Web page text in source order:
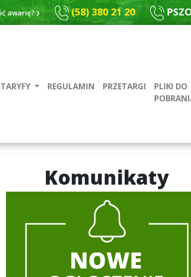
awarię? (58) 380 21 20
TARYFY REGULAMIN PRZETARGI
PLIKI DO
Komunikaty